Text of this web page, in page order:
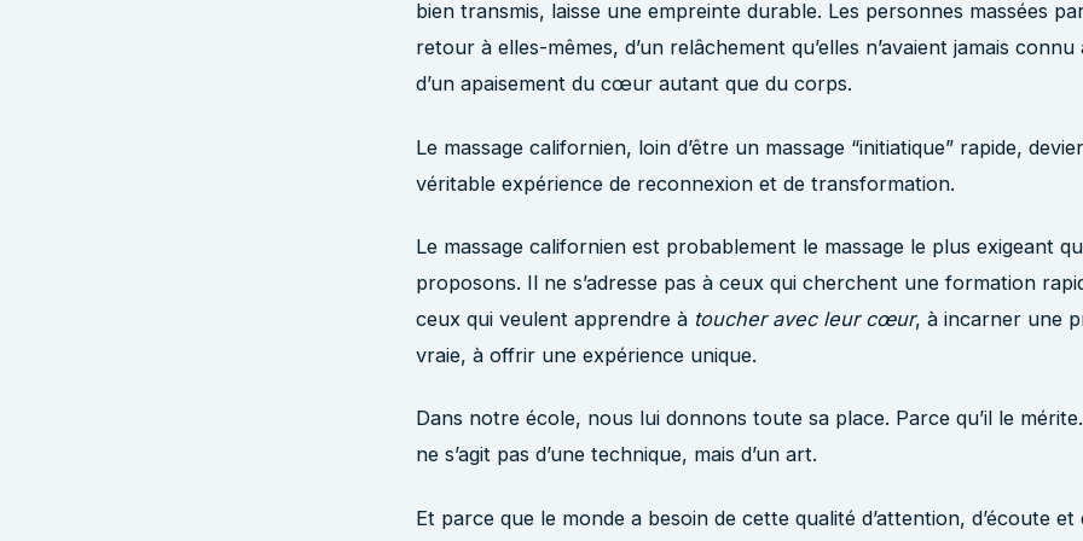
bien transmis, laisse une empreinte durable. Les personnes massées
retour à elles-mêmes, d’un relâchement qu’elles n’avaient jamais
d’un apaisement du cœur autant que du corps.
Le massage californien, loin d’être un massage “initiatique” rapide,
véritable expérience de reconnexion et de transformation.
Le massage californien est probablement le massage le plus exigeant
proposons. Il ne s’adresse pas à ceux qui cherchent une formation
ceux qui veulent apprendre à toucher avec leur cœur, à incarner une
vraie, à offrir une expérience unique.
Dans notre école, nous lui donnons toute sa place. Parce qu’il le
ne s’agit pas d’une technique, mais d’un art.
Et parce que le monde a besoin de cette qualité d’attention, d’écoute et